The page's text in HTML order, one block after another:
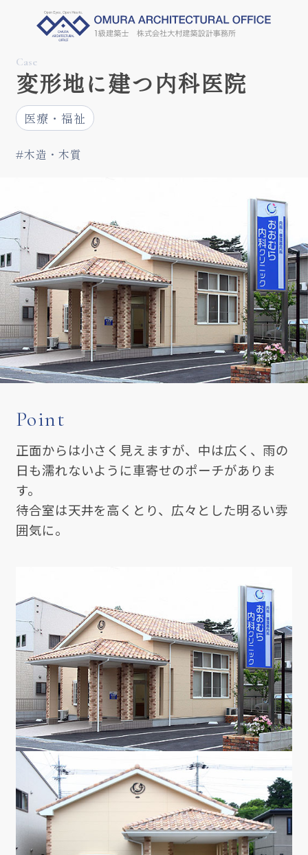
Case
変形地に建つ内科医院
医療・福祉
#木造・木質
Point
正面からは小さく見えますが、中は広く、雨の
日も濡れないように車寄せのポーチがありま
す。
待合室は天井を高くとり、広々とした明るい雰
囲気に。